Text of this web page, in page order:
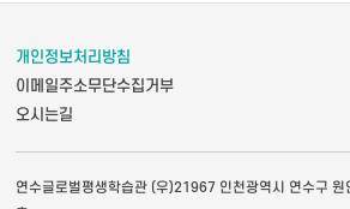
개인정보처리방침
이메일주소무단수집거부
오시는길
연수글로벌평생학습관 (우)21967 인천광역시 연수구